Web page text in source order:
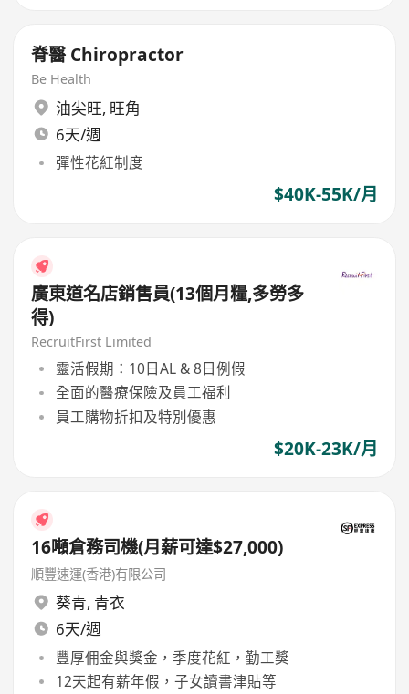
脊醫 Chiropractor
Be Health
油尖旺, 旺角
6天/週
彈性花紅制度
$40K-55K/月
廣東道名店銷售員(13個月糧,多勞多
得)
RecruitFirst Limited
靈活假期：10日AL & 8日例假
全面的醫療保險及員工福利
員工購物折扣及特別優惠
$20K-23K/月
16噸倉務司機(月薪可達$27,000)
順豐速運(香港)有限公司
葵青, 青衣
6天/週
豐厚佣金與獎金，季度花紅，勤工獎
12天起有薪年假，子女讀書津貼等